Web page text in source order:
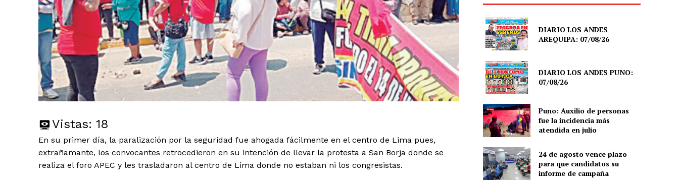
Vistas: 18
En su primer día, la paralización por la seguridad fue ahogada fácilmente en el centro de Lima pues,
extrañamante, los convocantes retrocedieron en su intención de llevar la protesta a San Borja donde se
realiza el foro APEC y les trasladaron al centro de Lima donde no estaban ni los congresistas.
DIARIO LOS ANDES
AREQUIPA: 07/08/26
DIARIO LOS ANDES PUNO:
07/08/26
Puno: Auxilio de personas
fue la incidencia más
atendida en julio
24 de agosto vence plazo
para que candidatos su
informe de campaña